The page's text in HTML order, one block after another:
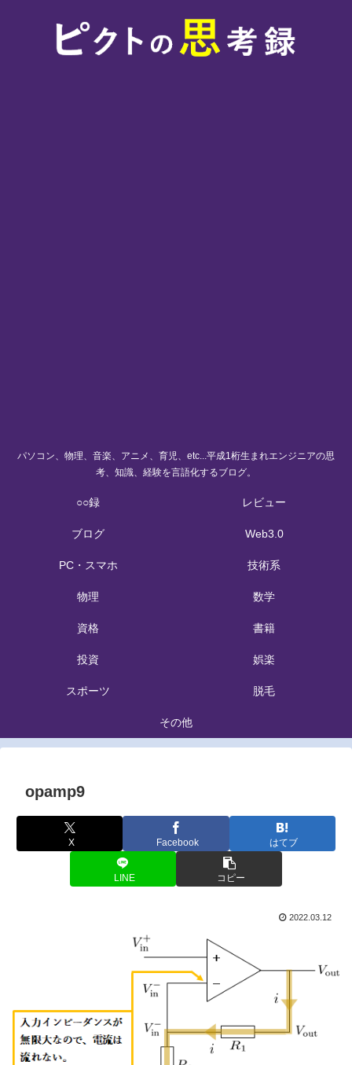
パソコン、物理、音楽、アニメ、育児、etc...平成1桁生まれエンジニアの思
考、知識、経験を言語化するブログ。
○○録 レビュー
ブログ Web3.0
PC・スマホ 技術系
物理 数学
資格 書籍
投資 娯楽
スポーツ 脱毛
その他
opamp9
X Facebook はてブ
LINE コピー
2022.03.12